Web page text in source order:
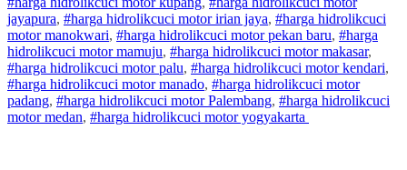
jayapura, #harga hidrolikcuci motoririan jaya, #harga hidrolikcuci
motormanokwari, #harga hidrolikcuci motorpekan baru, #harga
hidrolikcuci motormamuju, #harga hidrolikcuci motormakasar,
#harga hidrolikcuci motorpalu, #harga hidrolikcuci motorkendari,
#harga hidrolikcuci motormanado, #harga hidrolikcuci motor
padang, #harga hidrolikcuci motorPalembang, #harga hidrolikcuci
motormedan, #harga hidrolikcuci motoryogyakarta